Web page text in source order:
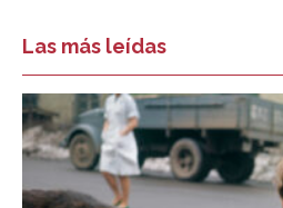
Las más leídas